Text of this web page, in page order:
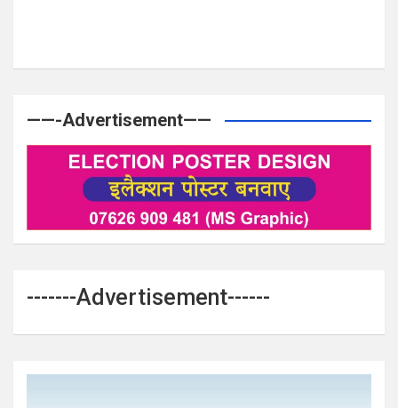
——-Advertisement——
-------Advertisement------